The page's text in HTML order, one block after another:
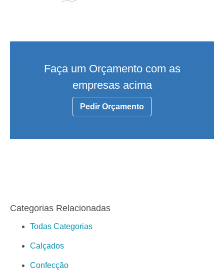
Faça um Orçamento com as
empresas acima
Pedir Orçamento
Categorias Relacionadas
Todas Categorias
Calçados
Confecção